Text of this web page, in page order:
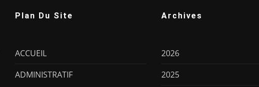
Plan Du Site
ACCUEIL
ADMINISTRATIF
Archives
2026
2025